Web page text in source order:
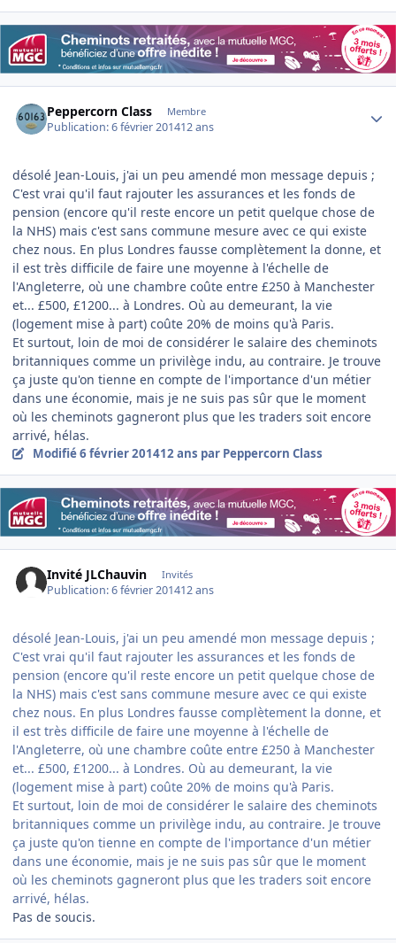
Peppercorn Class Membre
Publication:6 février 201412 ans
désolé Jean-Louis, j'ai un peu amendé mon message depuis ;
C'est vrai qu'il faut rajouter les assurances et les fonds de
pension (encore qu'il reste encore un petit quelque chose de
la NHS) mais c'est sans commune mesure avec ce qui existe
chez nous. En plus Londres fausse complètement la donne, et
il est très difficile de faire une moyenne à l'échelle de
l'Angleterre, où une chambre coûte entre £250 à Manchester
et... £500, £1200... à Londres. Où au demeurant, la vie
(logement mise à part) coûte 20% de moins qu'à Paris.
Et surtout, loin de moi de considérer le salaire des cheminots
britanniques comme un privilège indu, au contraire. Je trouve
ça juste qu'on tienne en compte de l'importance d'un métier
dans une économie, mais je ne suis pas sûr que le moment
où les cheminots gagneront plus que les traders soit encore
arrivé, hélas.
Modifié6 février 201412 ans par Peppercorn Class
Invité JLChauvin Invités
Publication:6 février 201412 ans
désolé Jean-Louis, j'ai un peu amendé mon message depuis ;
C'est vrai qu'il faut rajouter les assurances et les fonds de
pension (encore qu'il reste encore un petit quelque chose de
la NHS) mais c'est sans commune mesure avec ce qui existe
chez nous. En plus Londres fausse complètement la donne, et
il est très difficile de faire une moyenne à l'échelle de
l'Angleterre, où une chambre coûte entre £250 à Manchester
et... £500, £1200... à Londres. Où au demeurant, la vie
(logement mise à part) coûte 20% de moins qu'à Paris.
Et surtout, loin de moi de considérer le salaire des cheminots
britanniques comme un privilège indu, au contraire. Je trouve
ça juste qu'on tienne en compte de l'importance d'un métier
dans une économie, mais je ne suis pas sûr que le moment
où les cheminots gagneront plus que les traders soit encore
arrivé, hélas.
Pas de soucis.